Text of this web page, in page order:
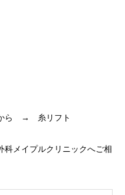
から → 糸リフト
科メイプルクリニックへご相